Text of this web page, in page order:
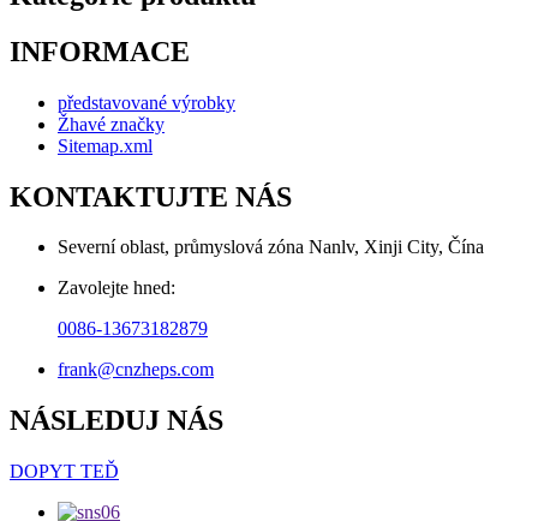
INFORMACE
představované výrobky
Žhavé značky
Sitemap.xml
KONTAKTUJTE NÁS
Severní oblast, průmyslová zóna Nanlv, Xinji City, Čína
Zavolejte hned:
0086-13673182879
frank@cnzheps.com
NÁSLEDUJ NÁS
DOPYT TEĎ